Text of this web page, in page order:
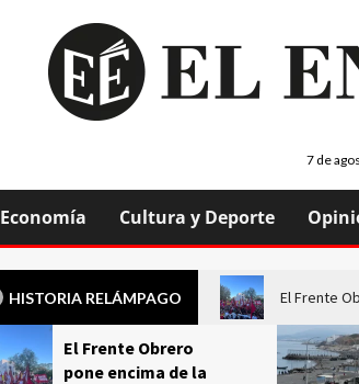
7 de
Economía Cultura y Deporte
HISTORIA RELÁMPAGO El Frente
El Frente Obrero
pone encima de la